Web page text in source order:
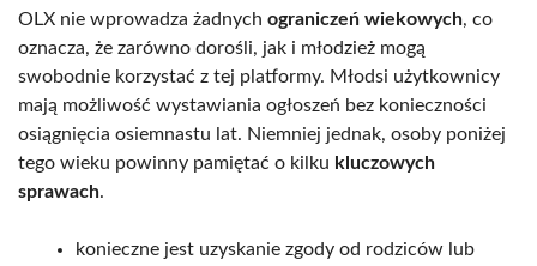
OLX nie wprowadza żadnych ograniczeń wiekowych, co
oznacza, że zarówno dorośli, jak i młodzież mogą
swobodnie korzystać z tej platformy. Młodsi użytkownicy
mają możliwość wystawiania ogłoszeń bez konieczności
osiągnięcia osiemnastu lat. Niemniej jednak, osoby poniżej
tego wieku powinny pamiętać o kilku kluczowych
sprawach.
konieczne jest uzyskanie zgody od rodziców lub